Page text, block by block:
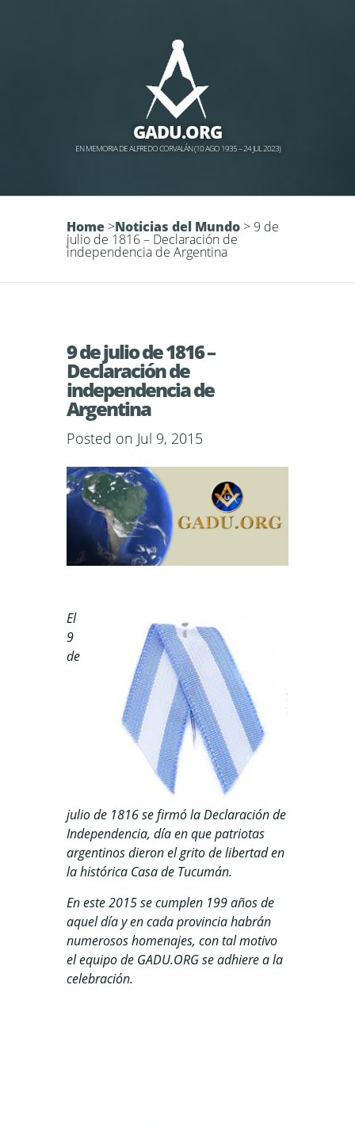
GADU.ORG
EN MEMORIA DE ALFREDO CORVALÁN (10 AGO 1935 – 24 JUL 2023)
Home >Noticias del Mundo > 9 de
julio de 1816 – Declaración de
independencia de Argentina
9 de julio de 1816 –
Declaración de
independencia de
Argentina
Posted on Jul 9, 2015
El
9
de
julio de 1816 se firmó la Declaración de
Independencia, día en que patriotas
argentinos dieron el grito de libertad en
la histórica Casa de Tucumán.
En este 2015 se cumplen 199 años de
aquel día y en cada provincia habrán
numerosos homenajes, con tal motivo
el equipo de GADU.ORG se adhiere a la
celebración.